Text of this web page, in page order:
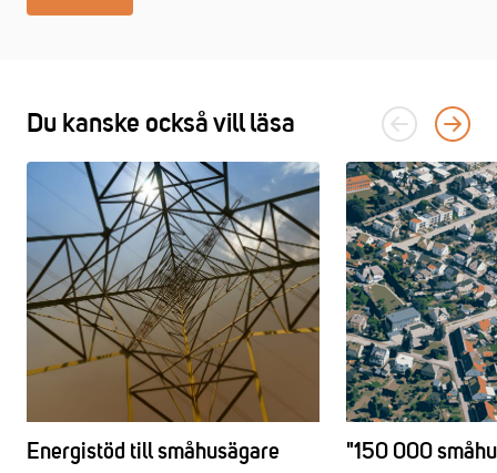
Du kanske också vill läsa
Energistöd till småhusägare
"150 000